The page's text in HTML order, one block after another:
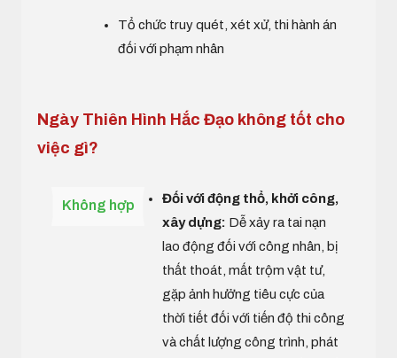
Tổ chức truy quét, xét xử, thi hành án
đối với phạm nhân
Ngày Thiên Hình Hắc Đạo không tốt cho
việc gì?
Không hợp
Đối với động thổ, khởi công,
xây dựng: Dễ xảy ra tai nạn
lao động đối với công nhân, bị
thất thoát, mất trộm vật tư,
gặp ảnh hưởng tiêu cực của
thời tiết đối với tiến độ thi công
và chất lượng công trình, phát